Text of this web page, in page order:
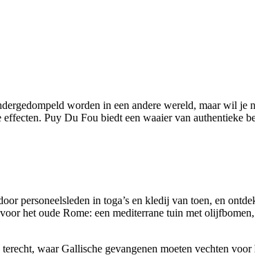
worden in een andere wereld, maar wil je
Puy Du Fou biedt een waaier van authentieke
personeelsleden in toga’s en kledij van toen, en
het oude Rome: een mediterrane tuin met
waar Gallische gevangenen moeten vechten